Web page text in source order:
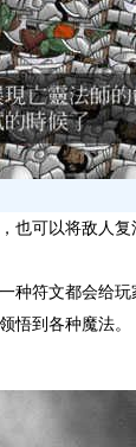
也可以将敌人
种符文都会给玩
悟到各种魔法。